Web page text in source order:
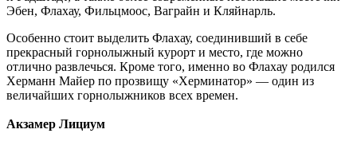
Эбен, Флахау, Фильцмоос, Ваграйн и Кляйнарль.
Особенно стоит выделить Флахау, соединивший в себе
прекрасный горнолыжный курорт и место, где можно
отлично развлечься. Кроме того, именно во Флахау родился
Херманн Майер по прозвищу «Херминатор» — один из
величайших горнолыжников всех времен.
Акзамер Лициум